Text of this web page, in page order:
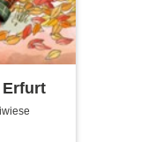
Erfurt